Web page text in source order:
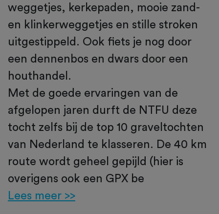
weggetjes, kerkepaden, mooie zand-
en klinkerweggetjes en stille stroken
uitgestippeld. Ook fiets je nog door
een dennenbos en dwars door een
houthandel.
Met de goede ervaringen van de
afgelopen jaren durft de NTFU deze
tocht zelfs bij de top 10 graveltochten
van Nederland te klasseren. De 40 km
route wordt geheel gepijld (hier is
overigens ook een GPX be
Lees meer >>